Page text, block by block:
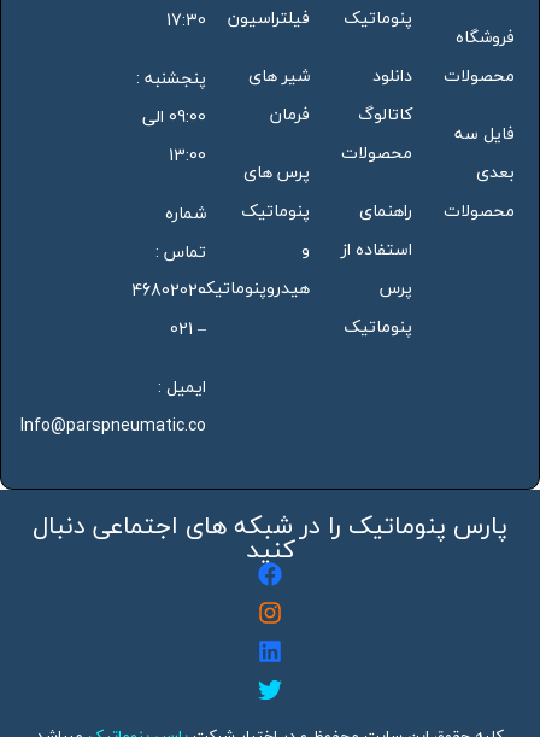
فروشگاه
محصولات
فایل سه
بعدی
محصولات
پنوماتیک
دانلود
کاتالوگ
محصولات
راهنمای
استفاده از
پرس
پنوماتیک
فیلتراسیون
شیر های
فرمان
پرس های
پنوماتیک
و
هیدروپنوماتیک
17:30
پنجشنبه :
09:00 الی
13:00
شماره
تماس :
46802020
– 021
ایمیل :
Info@parspneumatic.co
پارس پنوماتیک را در شبکه های اجتماعی دنبال
کنید